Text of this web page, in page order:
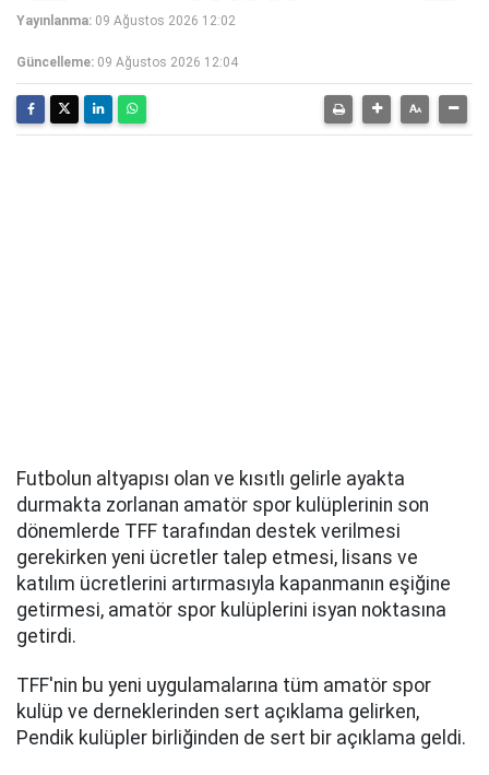
Yayınlanma: 09 Ağustos 2026 12:02
Güncelleme: 09 Ağustos 2026 12:04
Futbolun altyapısı olan ve kısıtlı gelirle ayakta
durmakta zorlanan amatör spor kulüplerinin son
dönemlerde TFF tarafından destek verilmesi
gerekirken yeni ücretler talep etmesi, lisans ve
katılım ücretlerini artırmasıyla kapanmanın eşiğine
getirmesi, amatör spor kulüplerini isyan noktasına
getirdi.
TFF'nin bu yeni uygulamalarına tüm amatör spor
kulüp ve derneklerinden sert açıklama gelirken,
Pendik kulüpler birliğinden de sert bir açıklama geldi.